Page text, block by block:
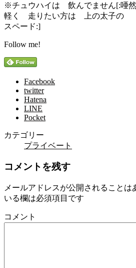
※チュウハイは 飲んでません[:唖
軽く 走りたい方は 上の太子の
スペード:]
Follow me!
Facebook
twitter
Hatena
LINE
Pocket
カテゴリー
プライベート
コメントを残す
メールアドレスが公開されることは
いる欄は必須項目です
コメント